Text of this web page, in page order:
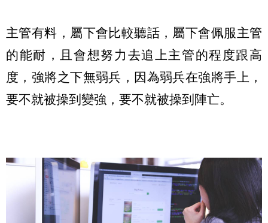
主管有料，屬下會比較聽話，屬下會佩服主管
的能耐，且會想努力去追上主管的程度跟高
度，強將之下無弱兵，因為弱兵在強將手上，
要不就被操到變強，要不就被操到陣亡。